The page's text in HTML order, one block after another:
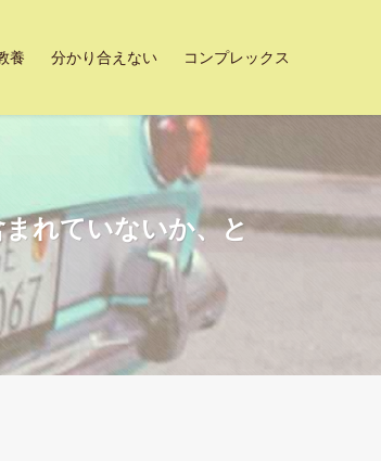
養 分かり合えない コンプレックス
まれていないか、と